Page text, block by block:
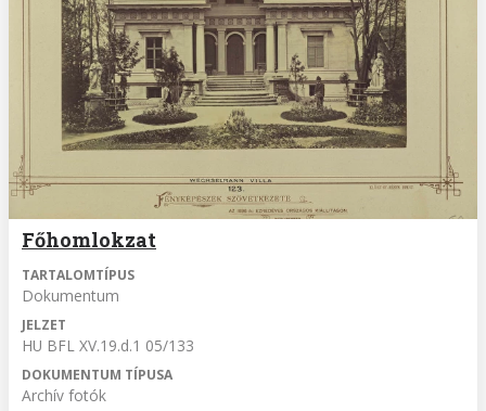
Főhomlokzat
TARTALOMTÍPUS
Dokumentum
JELZET
HU BFL XV.19.d.1 05/133
DOKUMENTUM TÍPUSA
Archív fotók